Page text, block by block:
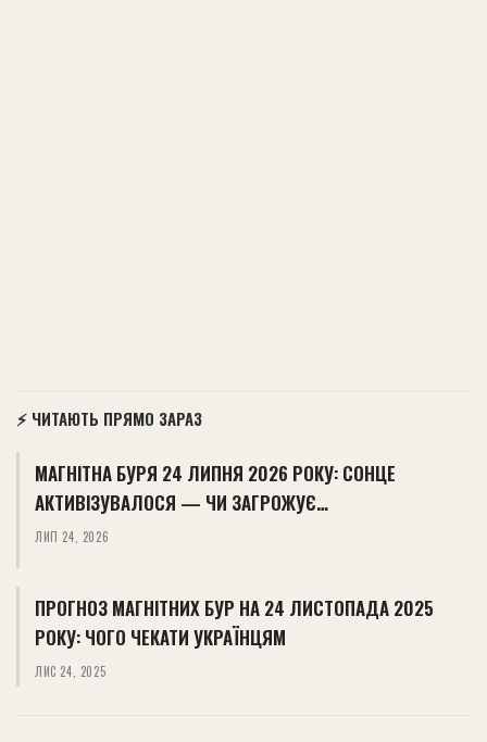
⚡ ЧИТАЮТЬ ПРЯМО ЗАРАЗ
МАГНІТНА БУРЯ 24 ЛИПНЯ 2026 РОКУ: СОНЦЕ
АКТИВІЗУВАЛОСЯ — ЧИ ЗАГРОЖУЄ…
ЛИП 24, 2026
ПРОГНОЗ МАГНІТНИХ БУР НА 24 ЛИСТОПАДА 2025
РОКУ: ЧОГО ЧЕКАТИ УКРАЇНЦЯМ
ЛИС 24, 2025